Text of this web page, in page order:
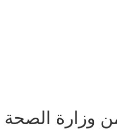
وزارة